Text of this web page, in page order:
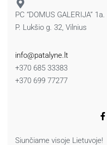
PC “DOMUS GALERIJA” 1a.
P. Lukšio g. 32, Vilnius
info@patalyne.lt
+370 685 33383
+370 699 77277
Siunčiame visoje Lietuvoje!